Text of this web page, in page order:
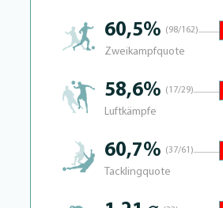
60,5% (98/162)
Zweikampfquote
58,6% (17/29)
Luftkämpfe
60,7% (37/61)
Tacklingquote